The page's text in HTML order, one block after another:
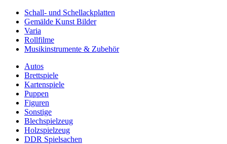
Schall- und Schellackplatten
Gemälde Kunst Bilder
Varia
Rollfilme
Musikinstrumente & Zubehör
Autos
Brettspiele
Kartenspiele
Puppen
Figuren
Sonstige
Blechspielzeug
Holzspielzeug
DDR Spielsachen